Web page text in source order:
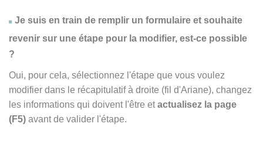
Je suis en train de remplir un formulaire et souhaite
revenir sur une étape pour la modifier, est-ce possible
?
Oui, pour cela, sélectionnez l'étape que vous voulez
modifier dans le récapitulatif à droite (fil d'Ariane), changez
les informations qui doivent l'être etactualisez la page
(F5) avant de valider l'étape.